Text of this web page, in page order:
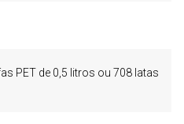
PET de 0,5 litros ou 708 latas